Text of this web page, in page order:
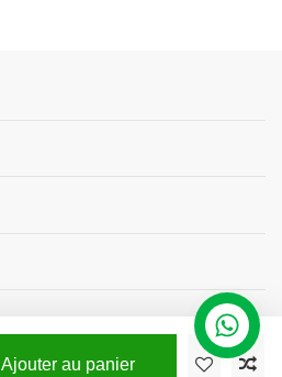
Ajouter au panier